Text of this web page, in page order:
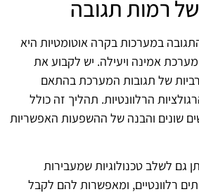
רמות תגובה
במערכות בקרה אוטומטיות היא
אמינה ויעילה. יש לקבוע את
של תגובות המערכת בהתאם
הרלוונטיות. תהליך זה כולל
שונים והבנה של ההשפעות האפשריות
גם לשלב טכנולוגיות שמעבירות
רלוונטיים, ומאפשרות להם לקבל